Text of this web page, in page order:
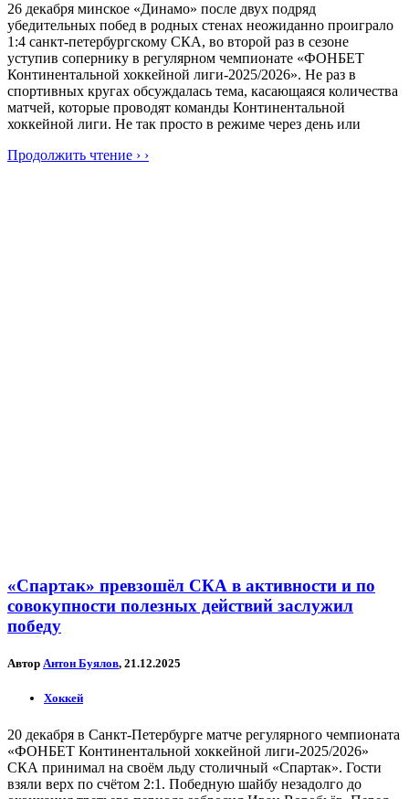
26 декабря минское «Динамо» после двух подряд
убедительных побед в родных стенах неожиданно проиграло
1:4 санкт-петербургскому СКА, во второй раз в сезоне
уступив сопернику в регулярном чемпионате «ФОНБЕТ
Континентальной хоккейной лиги-2025/2026». Не раз в
спортивных кругах обсуждалась тема, касающаяся количества
матчей, которые проводят команды Континентальной
хоккейной лиги. Не так просто в режиме через день или
Продолжить чтение › ›
«Спартак» превзошёл СКА в активности и по
совокупности полезных действий заслужил
победу
Автор Антон Буялов, 21.12.2025
Хоккей
20 декабря в Санкт-Петербурге матче регулярного чемпионата
«ФОНБЕТ Континентальной хоккейной лиги-2025/2026»
СКА принимал на своём льду столичный «Спартак». Гости
взяли верх по счётом 2:1. Победную шайбу незадолго до